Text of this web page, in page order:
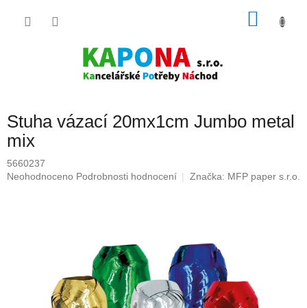
Stuha vázací 20mx1cm Jumbo metal
mix
5660237
Průměrné
Neohodnoceno Podrobnosti hodnocení Značka: MFP paper s.r.o.